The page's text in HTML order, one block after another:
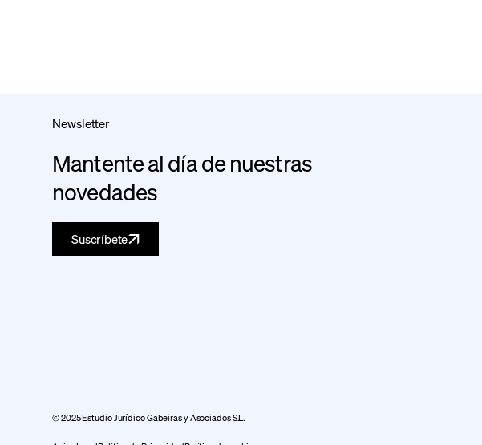
Newsletter
Mantente al día de nuestras
novedades
Suscríbete
© 2025 Estudio Jurídico Gabeiras y Asociados S.L.